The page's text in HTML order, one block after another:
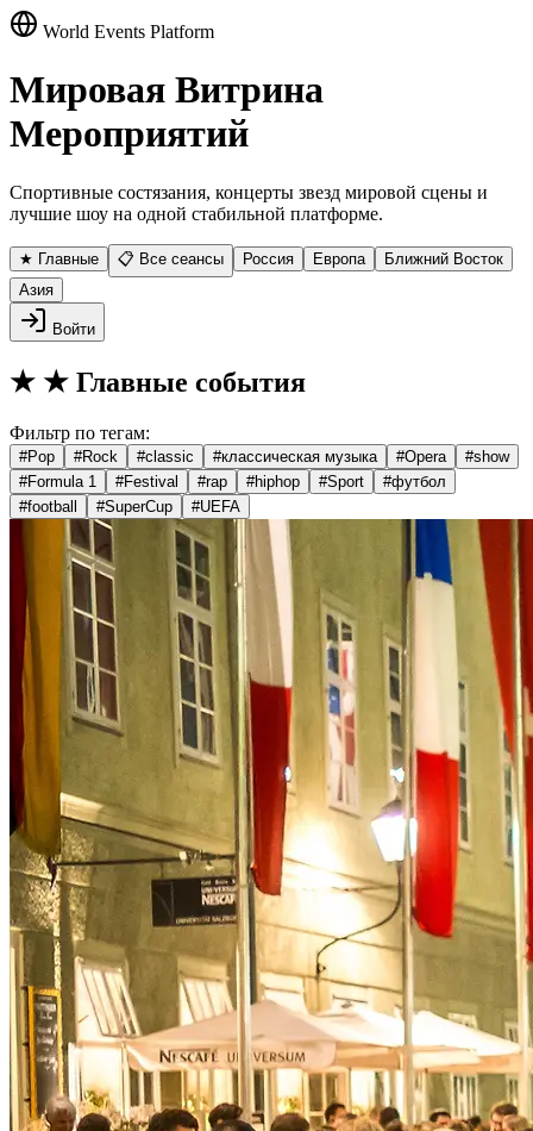
World Events Platform
Мировая Витрина
Мероприятий
Спортивные состязания, концерты звезд мировой сцены и
лучшие шоу на одной стабильной платформе.
★ Главные 📋 Все сеансы Россия Европа
Ближний Восток
Азия
Войти
★ ★ Главные события
Фильтр по тегам:
#Pop #Rock #classic #классическая музыка #Opera #show
#Formula 1 #Festival #rap #hiphop #Sport #футбол
#football #SuperCup #UEFA